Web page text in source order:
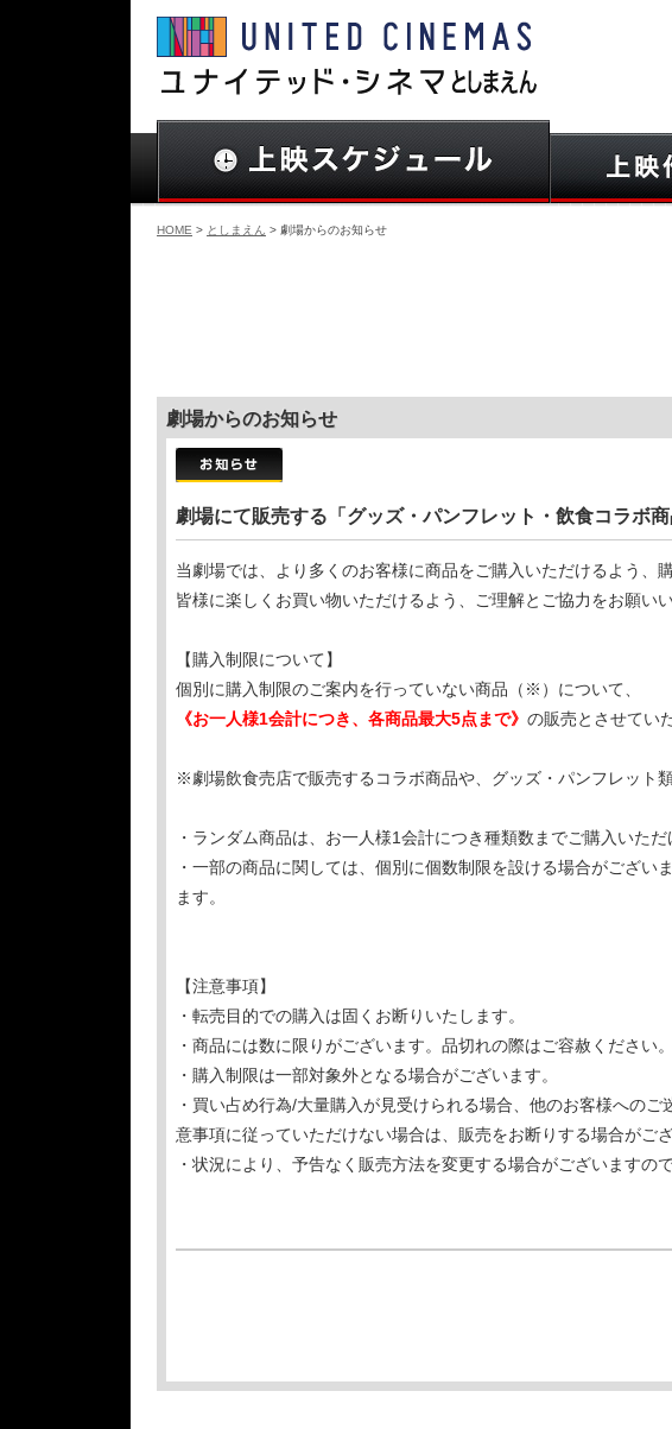
HOME > としまえん > 劇場からのお知らせ
劇場からのお知らせ
劇場にて販売する「グッズ・パンフレット・飲食コラボ
当劇場では、より多くのお客様に商品をご購入いただけるよう、
皆様に楽しくお買い物いただけるよう、ご理解とご協力をお願いい
【購入制限について】
個別に購入制限のご案内を行っていない商品（※）について、
《お一人様1会計につき、各商品最大5点まで》 の販売とさせてい
※劇場飲食売店で販売するコラボ商品や、グッズ・パンフレット類
・ランダム商品は、お一人様1会計につき種類数までご購入いただ
・一部の商品に関しては、個別に個数制限を設ける場合がござい
ます。
【注意事項】
・転売目的での購入は固くお断りいたします。
・商品には数に限りがございます。品切れの際はご容赦ください。
・購入制限は一部対象外となる場合がございます。
・買い占め行為/大量購入が見受けられる場合、他のお客様への
意事項に従っていただけない場合は、販売をお断りする場合がござ
・状況により、予告なく販売方法を変更する場合がございますの